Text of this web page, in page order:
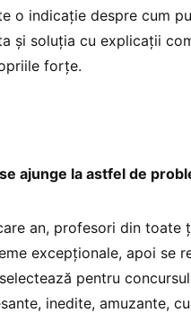
o indicație despre cum
și soluția cu explicații
forțe.
ajunge la astfel de
an, profesori din toate
excepționale, apoi se
pentru
inedite, amuzante,